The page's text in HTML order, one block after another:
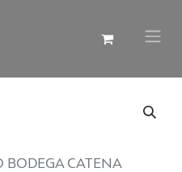
BODEGA CATENA